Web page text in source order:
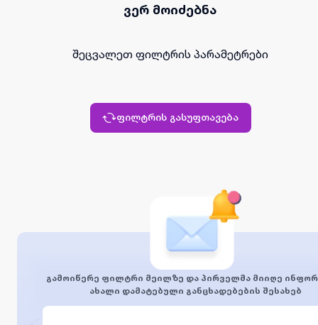
ვერ მოიძებნა
შეცვალეთ ფილტრის პარამეტრები
ფილტრის გასუფთავება
გამოიწერე ფილტრი მეილზე და პირველმა მიიღე
ახალი დამატებული განცხადებების შესახებ